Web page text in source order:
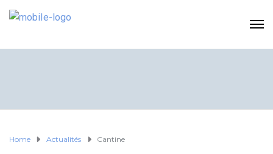
Home Actualités Cantine